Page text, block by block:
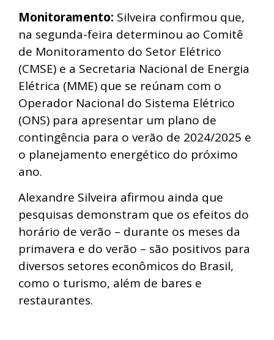
Monitoramento: Silveira confirmou que,
na segunda-feira determinou ao Comitê
de Monitoramento do Setor Elétrico
(CMSE) e a Secretaria Nacional de Energia
Elétrica (MME) que se reúnam com o
Operador Nacional do Sistema Elétrico
(ONS) para apresentar um plano de
contingência para o verão de 2024/2025 e
o planejamento energético do próximo
ano.
Alexandre Silveira afirmou ainda que
pesquisas demonstram que os efeitos do
horário de verão – durante os meses da
primavera e do verão – são positivos para
diversos setores econômicos do Brasil,
como o turismo, além de bares e
restaurantes.